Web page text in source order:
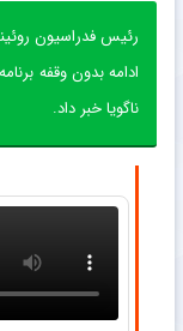
رئیس فدراسیون
ادامه بدون وقفه
ناگویا خبر داد.